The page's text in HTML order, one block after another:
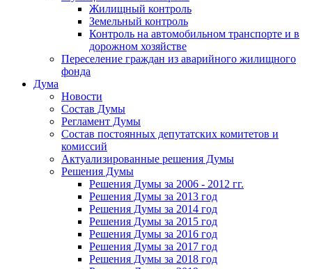
Жилищный контроль
Земельный контроль
Контроль на автомобильном транспорте и в
дорожном хозяйстве
Переселение граждан из аварийного жилищного
фонда
Дума
Новости
Состав Думы
Регламент Думы
Состав постоянных депутатских комитетов и
комиссий
Актуализированные решения Думы
Решения Думы
Решения Думы за 2006 - 2012 гг.
Решения Думы за 2013 год
Решения Думы за 2014 год
Решения Думы за 2015 год
Решения Думы за 2016 год
Решения Думы за 2017 год
Решения Думы за 2018 год